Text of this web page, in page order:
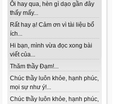
Ôi hay qua, hèn gì dạo gần đây
thấy mấy...
Rất hay ạ! Cảm ơn vì tài liệu bổ
ích...
Hi bạn, mình vừa đọc xong bài
viết của...
Thăm thầy Đạm!...
Chúc thầy luôn khỏe, hạnh phúc,
mọi sự như ý!...
Chúc thầy luôn khỏe, hạnh phúc,